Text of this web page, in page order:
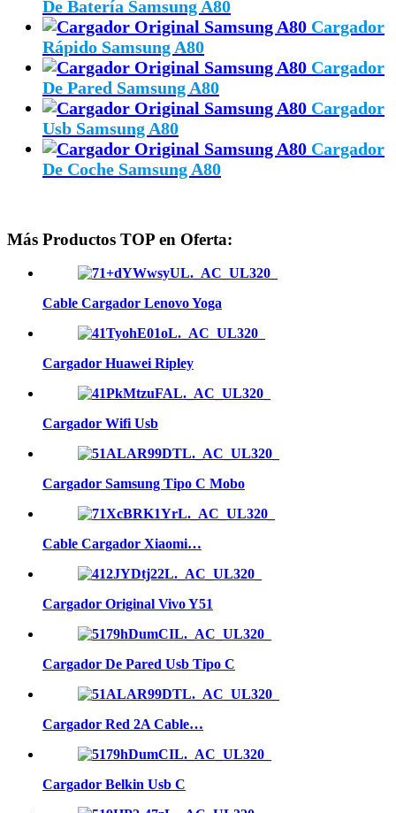
De Batería Samsung A80
Cargador
Rápido Samsung A80
Cargador
De Pared Samsung A80
Cargador
Usb Samsung A80
Cargador
De Coche Samsung A80
Más Productos TOP en Oferta:
Cable Cargador Lenovo Yoga
Cargador Huawei Ripley
Cargador Wifi Usb
Cargador Samsung Tipo C Mobo
Cable Cargador Xiaomi…
Cargador Original Vivo Y51
Cargador De Pared Usb Tipo C
Cargador Red 2A Cable…
Cargador Belkin Usb C